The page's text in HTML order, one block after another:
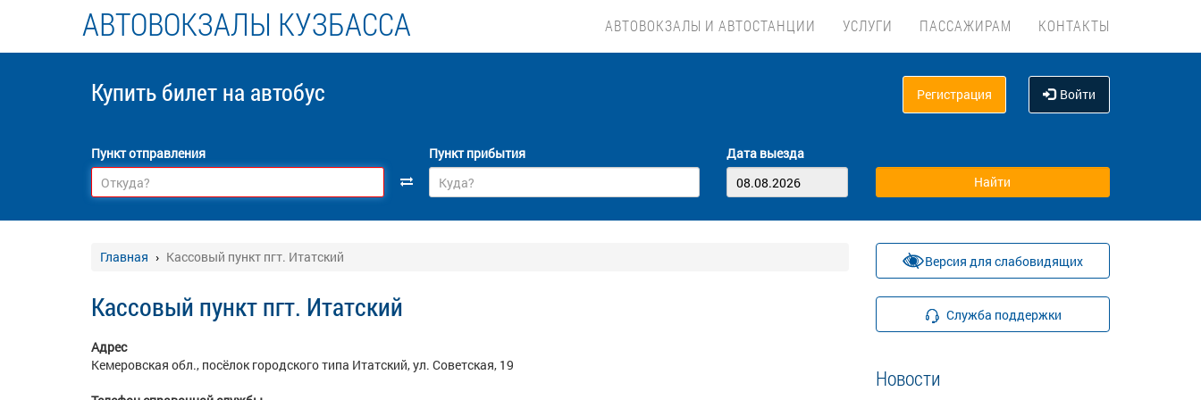
АВТОВОКЗАЛЫ КУЗБАССА АВТОВОКЗАЛЫ И АВТОСТАНЦИИ УСЛУГИ ПАССАЖИРАМ КОНТАКТЫ
Купить билет на автобус Регистрация Войти
Пункт отправления Пункт прибытия Дата выезда
Главная Кассовый пункт пгт. Итатский
Кассовый пункт пгт. Итатский
Адрес
Кемеровская обл., посёлок городского типа Итатский, ул. Советская, 19
Версия для слабовидящих
Служба поддержки
Новости